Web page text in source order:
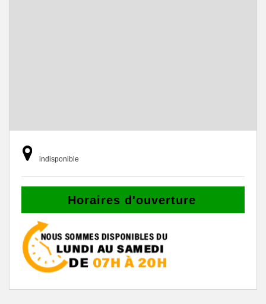
indisponible
Horaires d'ouverture